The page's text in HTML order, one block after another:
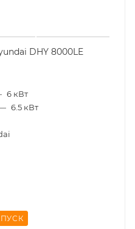
DHY 8000LE
6 кВт
6.5 кВт